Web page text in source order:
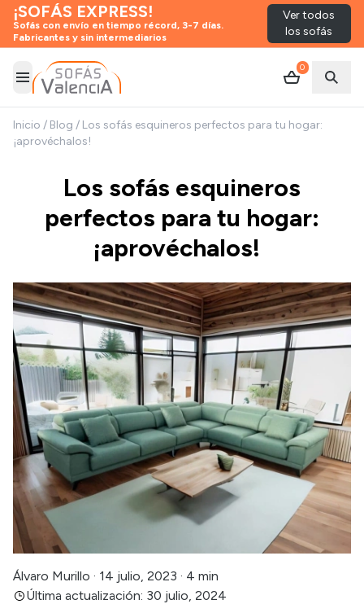
¡SOFÁS EXPRESS!
Sofás con envío en tiempo récord, 3-7 días.
Fabricantes y sin intermediarios
Ver todos
los sofás
Abrir menú
0
Inicio / Blog / Los sofás esquineros perfectos para tu hogar:
¡aprovéchalos!
Los sofás esquineros
perfectos para tu hogar:
¡aprovéchalos!
Álvaro Murillo · 14 julio, 2023 · 4 min
Última actualización: 30 julio, 2024